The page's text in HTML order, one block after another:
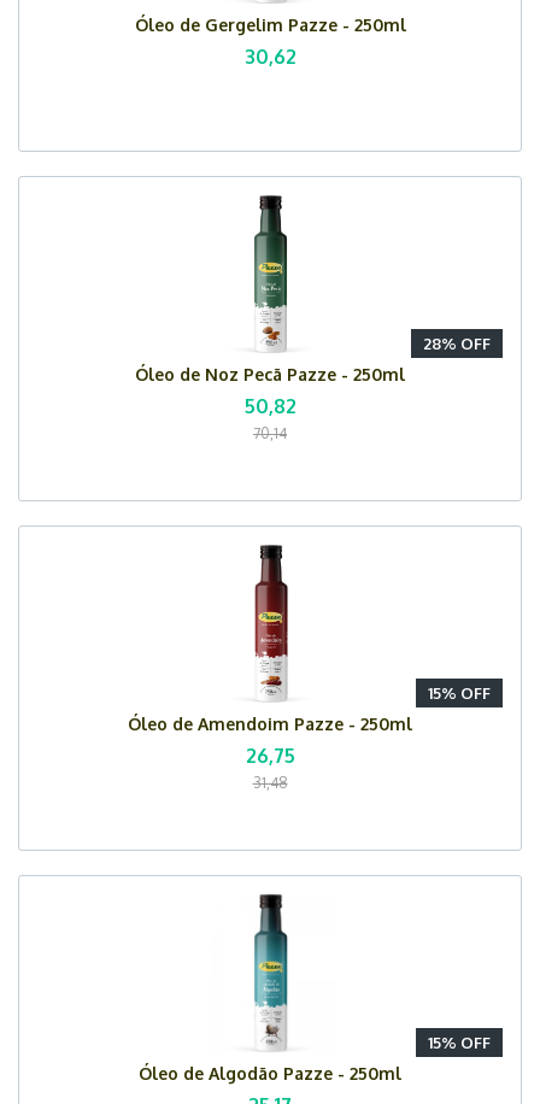
Óleo de Gergelim Pazze - 250ml
30,62
28% OFF
Óleo de Noz Pecã Pazze - 250ml
50,82
70,14
15% OFF
Óleo de Amendoim Pazze - 250ml
26,75
31,48
15% OFF
Óleo de Algodão Pazze - 250ml